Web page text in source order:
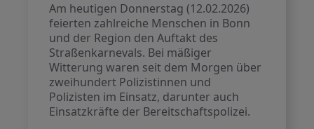
Am heutigen Donnerstag (12.02.2026)
feierten zahlreiche Menschen in Bonn
und der Region den Auftakt des
Straßenkarnevals. Bei mäßiger
Witterung waren seit dem Morgen über
zweihundert Polizistinnen und
Polizisten im Einsatz, darunter auch
Einsatzkräfte der Bereitschaftspolizei.